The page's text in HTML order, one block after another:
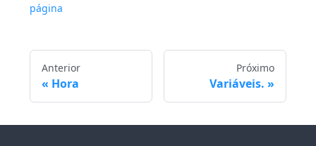
página
Anterior
Hora
Próximo
Variáveis.